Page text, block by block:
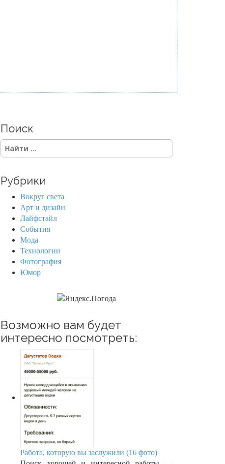
Поиск
S
e
c
Рубрики
Вокруг света
Арт и дизайн
Лайфстайл
События
Мода
Технологии
Фотография
Юмор
Возможно вам будет
интересно посмотреть:
Работа, которую вы заслужили (16 фото)